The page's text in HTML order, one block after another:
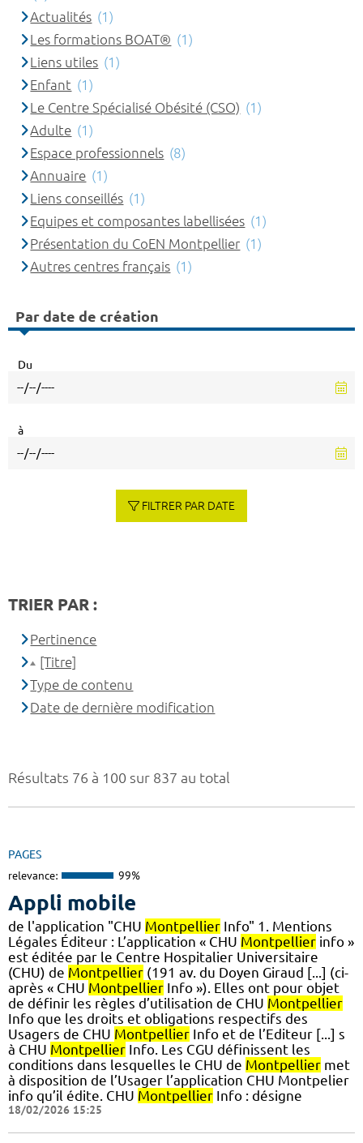
Résultats 76 à 100 sur 837 au total
PAGES
relevance: 99%
Appli mobile
de l'application "CHU Montpellier Info" 1. Mentions
Légales Éditeur : L’application « CHU Montpellier info »
est éditée par le Centre Hospitalier Universitaire
(CHU) de Montpellier (191 av. du Doyen Giraud [...] (ci-
après « CHU Montpellier Info »). Elles ont pour objet
de définir les règles d’utilisation de CHU Montpellier
Info que les droits et obligations respectifs des
Usagers de CHU Montpellier Info et de l’Editeur [...] s
à CHU Montpellier Info. Les CGU définissent les
conditions dans lesquelles le CHU de Montpellier met
à disposition de l’Usager l’application CHU Montpelier
info qu’il édite. CHU Montpellier Info : désigne
18/02/2026 15:25
Actualités (1)
Les formations BOAT® (1)
Liens utiles (1)
Enfant (1)
Le Centre Spécialisé Obésité (CSO) (1)
Adulte (1)
Espace professionnels (8)
Annuaire (1)
Liens conseillés (1)
Equipes et composantes labellisées (1)
Présentation du CoEN Montpellier (1)
Autres centres français (1)
Par date de création
Du
à
FILTRER PAR DATE
TRIER PAR :
Pertinence
[Titre]
Type de contenu
Date de dernière modification